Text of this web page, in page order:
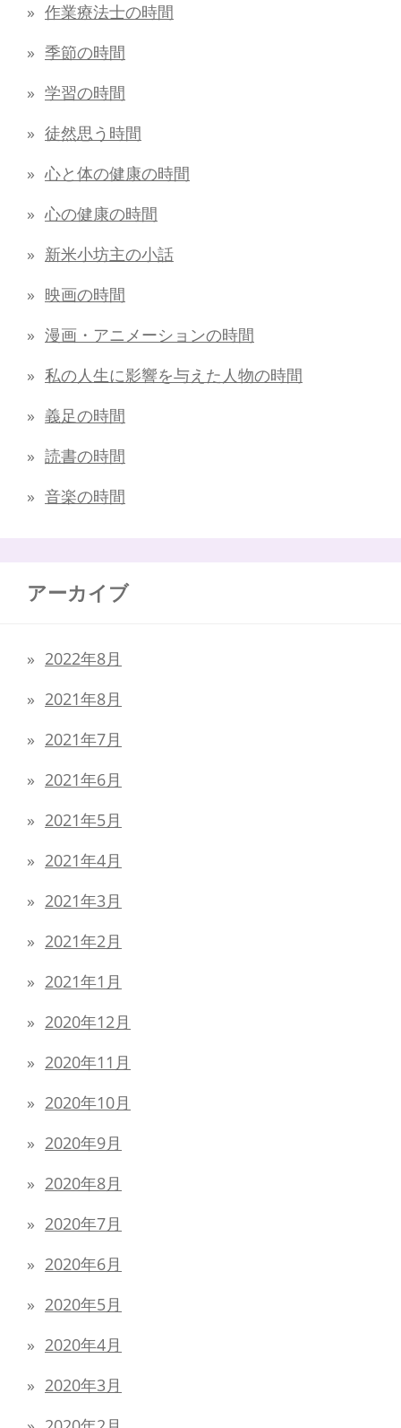
作業療法士の時間
季節の時間
学習の時間
徒然思う時間
心と体の健康の時間
心の健康の時間
新米小坊主の小話
映画の時間
漫画・アニメーションの時間
私の人生に影響を与えた人物の時間
義足の時間
読書の時間
音楽の時間
アーカイブ
2022年8月
2021年8月
2021年7月
2021年6月
2021年5月
2021年4月
2021年3月
2021年2月
2021年1月
2020年12月
2020年11月
2020年10月
2020年9月
2020年8月
2020年7月
2020年6月
2020年5月
2020年4月
2020年3月